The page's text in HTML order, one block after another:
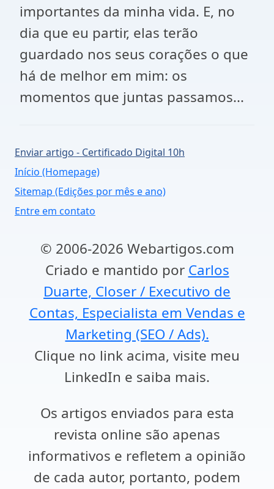
importantes da minha vida. E, no
dia que eu partir, elas terão
guardado nos seus corações o que
há de melhor em mim: os
momentos que juntas passamos...
Enviar artigo - Certificado Digital 10h
Início (Homepage)
Sitemap (Edições por mês e ano)
Entre em contato
© 2006-2026 Webartigos.com
Criado e mantido por Carlos
Duarte, Closer / Executivo de
Contas, Especialista em Vendas e
Marketing (SEO / Ads).
Clique no link acima, visite meu
LinkedIn e saiba mais.
Os artigos enviados para esta
revista online são apenas
informativos e refletem a opinião
de cada autor, portanto, podem